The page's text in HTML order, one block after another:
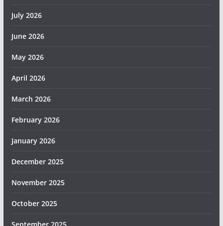
July 2026
June 2026
May 2026
April 2026
March 2026
February 2026
January 2026
December 2025
November 2025
October 2025